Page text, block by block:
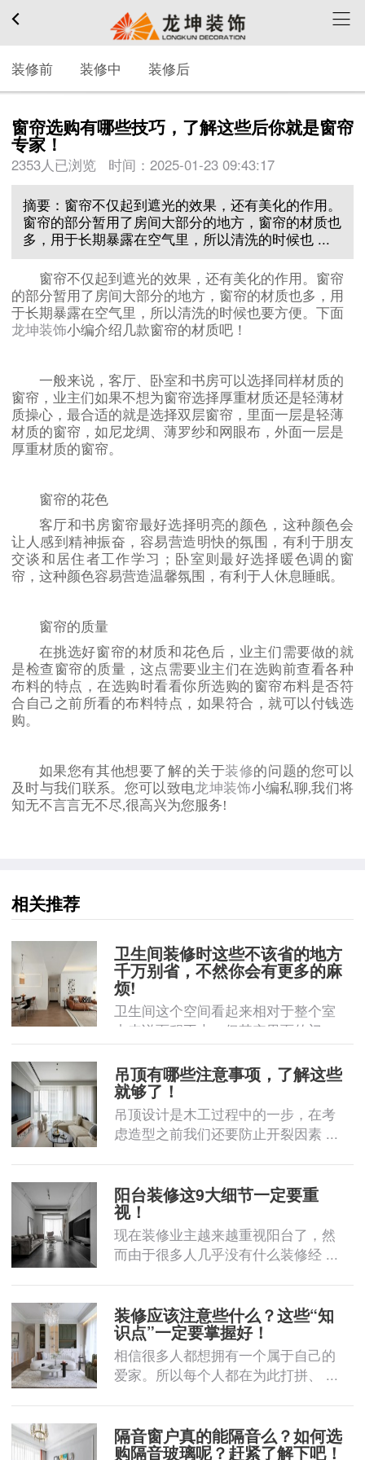
装修前 装修中 装修后
窗帘选购有哪些技巧，了解这些后你就是窗帘
专家！
2353人已浏览 时间： 2025-01-23 09:43:17
摘要：窗帘不仅起到遮光的效果，还有美化的作用。
窗帘的部分暂用了房间大部分的地方，窗帘的材质也
多，用于长期暴露在空气里，所以清洗的时候也 ...
窗帘不仅起到遮光的效果，还有美化的作用。窗帘
的部分暂用了房间大部分的地方，窗帘的材质也多，用
于长期暴露在空气里，所以清洗的时候也要方便。下面
龙坤装饰小编介绍几款窗帘的材质吧！
一般来说，客厅、卧室和书房可以选择同样材质的
窗帘，业主们如果不想为窗帘选择厚重材质还是轻薄材
质操心，最合适的就是选择双层窗帘，里面一层是轻薄
材质的窗帘，如尼龙绸、薄罗纱和网眼布，外面一层是
厚重材质的窗帘。
窗帘的花色
客厅和书房窗帘最好选择明亮的颜色，这种颜色会
让人感到精神振奋，容易营造明快的氛围，有利于朋友
交谈和居住者工作学习；卧室则最好选择暖色调的窗
帘，这种颜色容易营造温馨氛围，有利于人休息睡眠。
窗帘的质量
在挑选好窗帘的材质和花色后，业主们需要做的就
是检查窗帘的质量，这点需要业主们在选购前查看各种
布料的特点，在选购时看看你所选购的窗帘布料是否符
合自己之前所看的布料特点，如果符合，就可以付钱选
购。
如果您有其他想要了解的关于装修的问题的您可以
及时与我们联系。您可以致电龙坤装饰小编私聊,我们将
知无不言言无不尽,很高兴为您服务!
相关推荐
卫生间装修时这些不该省的地方
千万别省，不然你会有更多的麻
烦!
卫生间这个空间看起来相对于整个室
内来说面积不大，但其实里面的门 ...
吊顶有哪些注意事项，了解这些
就够了！
吊顶设计是木工过程中的一步，在考
虑造型之前我们还要防止开裂因素 ...
阳台装修这9大细节一定要重
视！
现在装修业主越来越重视阳台了，然
而由于很多人几乎没有什么装修经 ...
装修应该注意些什么？这些“知
识点”一定要掌握好！
相信很多人都想拥有一个属于自己的
爱家。所以每个人都在为此打拼、 ...
隔音窗户真的能隔音么？如何选
购隔音玻璃呢？赶紧了解下吧！